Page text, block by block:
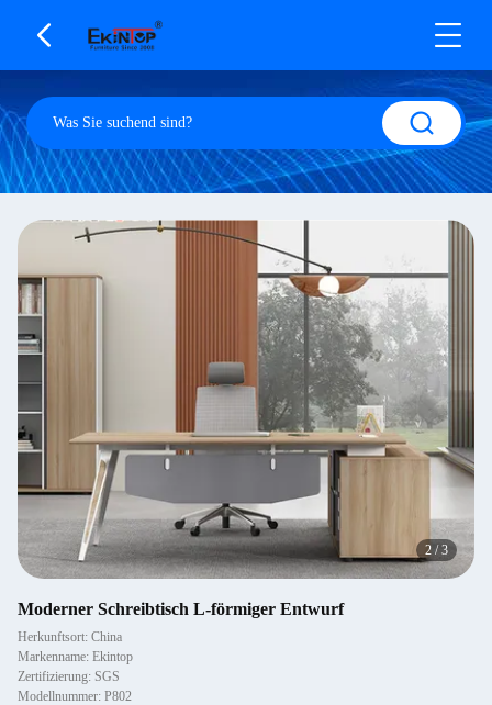
2 /3
Moderner Schreibtisch L-förmiger Entwurf
Herkunftsort: China
Markenname: Ekintop
Zertifizierung: SGS
Modellnummer: P802